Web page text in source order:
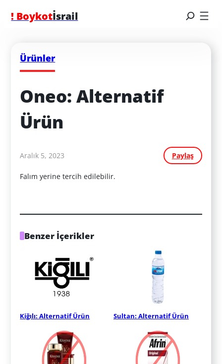
! Boykotİsrail
Ürünler
Oneo: Alternatif
Ürün
Aralık 5, 2023 Paylaş
Falım yerine tercih edilebilir.
Benzer İçerikler
Kiğılı: Alternatif Ürün Sultan: Alternatif Ürün